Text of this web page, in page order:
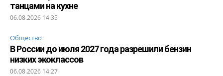
танцами на кухне
06.08.2026 14:35
Общество
В России до июля 2027 года разрешили бензин
низких экоклассов
06.08.2026 14:27